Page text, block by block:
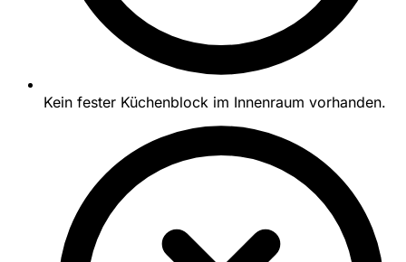
Kein fester Küchenblock im Innenraum vorhanden.